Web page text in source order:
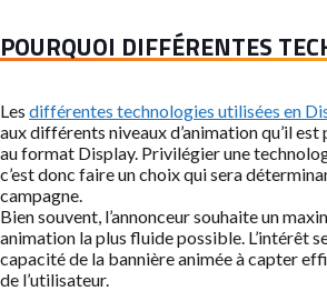
POURQUOI DIFFÉRENTES
Les différentes technologies utilisées en
aux différents niveaux d’animation qu’il
au format Display. Privilégier une
c’est donc faire un choix qui sera
campagne.
Bien souvent, l’annonceur souhaite un
animation la plus fluide possible. L’intérêt
capacité de la bannière animée à capter
de l’utilisateur.